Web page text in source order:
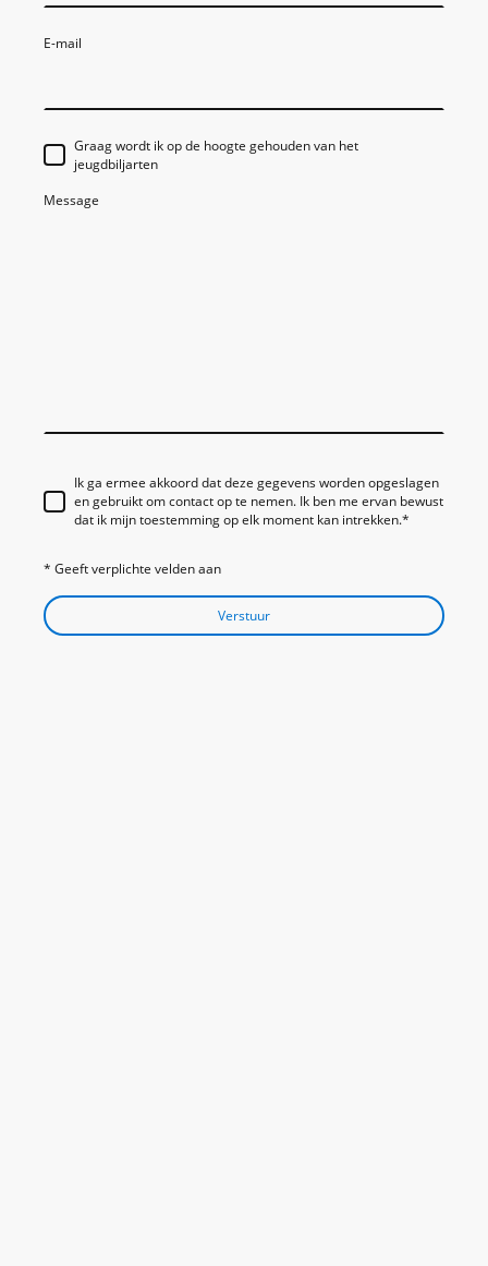
E-mail
Graag wordt ik op de hoogte gehouden van het
jeugdbiljarten
Message
Ik ga ermee akkoord dat deze gegevens worden opgeslagen
en gebruikt om contact op te nemen. Ik ben me ervan bewust
dat ik mijn toestemming op elk moment kan intrekken.*
* Geeft verplichte velden aan
Verstuur